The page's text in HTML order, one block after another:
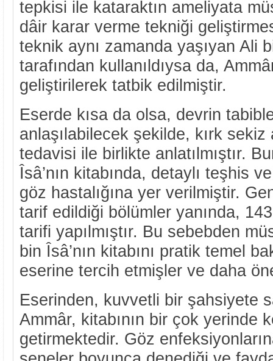
tepkisi ile kataraktın ameliyata
dâir karar verme tekniği
teknik aynı zamanda yaşıyan Ali
tarafından kullanıldıysa da,
geliştirilerek tatbik edilmiştir.
Eserde kısa da olsa, devrin
anlaşılabilecek şekilde, kırk sekiz
tedavisi ile birlikte anlatılmıştır.
Îsâ’nın kitabında, detaylı teşhis
göz hastalığına yer verilmiştir.
tarif edildiği bölümler yanında,
tarifi yapılmıştır. Bu sebebden
bin Îsâ’nın kitabını pratik temel
eserine tercih etmişler ve daha
Eserinden, kuvvetli bir şahsiyete
Ammâr, kitabının bir çok yerinde
getirmektedir. Göz